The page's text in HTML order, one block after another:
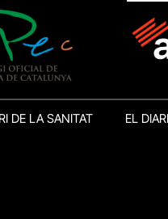
DE LA SANITAT EL